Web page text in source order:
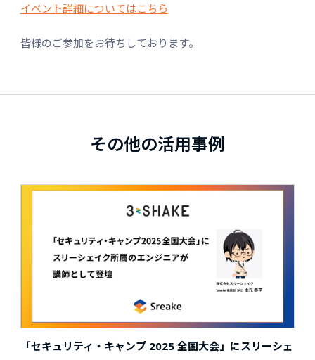
イベント詳細についてはこちら
皆様のご参加をお待ちしております。
その他の活用事例
「セキュリティ・キャンプ 2025 全国大会」にスリーシェ